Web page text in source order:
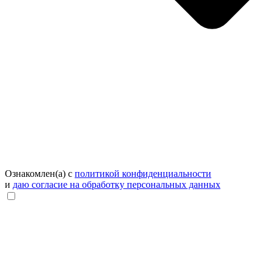
Ознакомлен(а) с политикой конфиденциальности
и даю согласие на обработку персональных данных